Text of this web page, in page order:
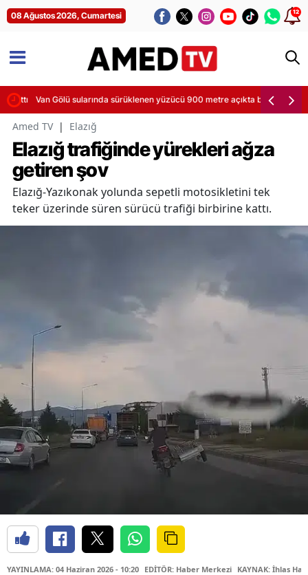
08 Ağustos 2026, Cumartesi 12
attı Van Gölü sularında sürüklenen yüzücü 900 metre açıkta bulundu
Amed TV | Elazığ
Elazığ trafiğinde yürekleri ağza
getiren şov
Elazığ-Yazıkonak yolunda sepetli motosikletini tek
teker üzerinde süren sürücü trafiği birbirine kattı.
YAYINLAMA: 04 Haziran 2026 - 10:20 EDİTÖR: Haber Merkezi KAYNAK: İhlas